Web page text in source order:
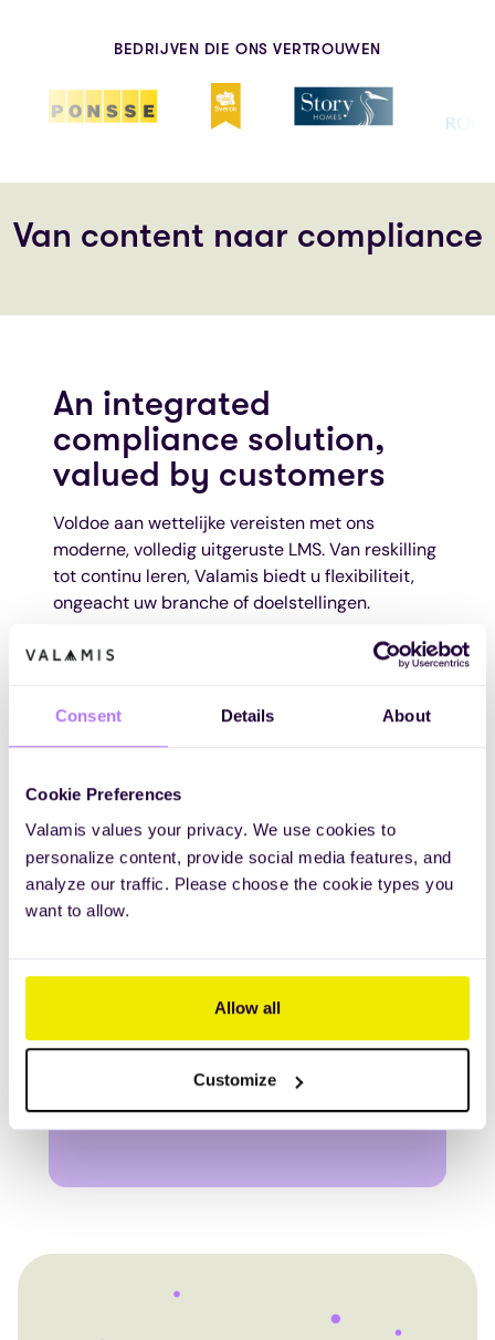
Consent Details About
Cookie Preferences
Valamis values your privacy. We use cookies to
personalize content, provide social media features, and
analyze our traffic. Please choose the cookie types you
want to allow.
Allow all
Customize
BEDRIJVEN DIE ONS VERTROUWEN
Van content naar compliance
An integrated
compliance solution,
valued by customers
Voldoe aan wettelijke vereisten met ons
moderne, volledig uitgeruste LMS. Van reskilling
tot continu leren, Valamis biedt u flexibiliteit,
ongeacht uw branche of doelstellingen.
En u staat er niet alleen voor. Met een toegewijd
team van Learning Solution Partners krijgt u de
te zetten in meetbare resultaten.